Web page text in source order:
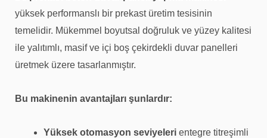
yüksek performanslı bir prekast üretim tesisinin
temelidir. Mükemmel boyutsal doğruluk ve yüzey kalitesi
ile yalıtımlı, masif ve içi boş çekirdekli duvar panelleri
üretmek üzere tasarlanmıştır.
Bu makinenin avantajları şunlardır:
Yüksek otomasyon seviyeleri entegre titreşimli